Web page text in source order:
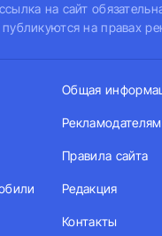
на сайт
на правах
Общая
Рекламодателям
Правила сайта
Редакция
Контакты